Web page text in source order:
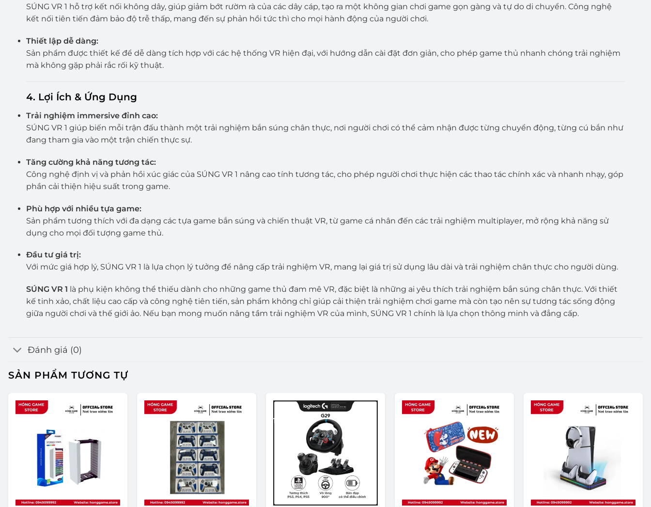
SÚNG VR 1 hỗ trợ kết nối không dây, giúp giảm bớt rườm rà của các dây cáp, tạo ra một không gian chơi game gọn gàng và tự do di chuyển. Công nghệ
kết nối tiên tiến đảm bảo độ trễ thấp, mang đến sự phản hồi tức thì cho mọi hành động của người chơi.
Thiết lập dễ dàng:
Sản phẩm được thiết kế để dễ dàng tích hợp với các hệ thống VR hiện đại, với hướng dẫn cài đặt đơn giản, cho phép game thủ nhanh chóng trải nghiệm
mà không gặp phải rắc rối kỹ thuật.
4. Lợi Ích & Ứng Dụng
Trải nghiệm immersive đỉnh cao:
SÚNG VR 1 giúp biến mỗi trận đấu thành một trải nghiệm bắn súng chân thực, nơi người chơi có thể cảm nhận được từng chuyển động, từng cú bắn như
đang tham gia vào một trận chiến thực sự.
Tăng cường khả năng tương tác:
Công nghệ định vị và phản hồi xúc giác của SÚNG VR 1 nâng cao tính tương tác, cho phép người chơi thực hiện các thao tác chính xác và nhanh nhạy, góp
phần cải thiện hiệu suất trong game.
Phù hợp với nhiều tựa game:
Sản phẩm tương thích với đa dạng các tựa game bắn súng và chiến thuật VR, từ game cá nhân đến các trải nghiệm multiplayer, mở rộng khả năng sử
dụng cho mọi đối tượng game thủ.
Đầu tư giá trị:
Với mức giá hợp lý, SÚNG VR 1 là lựa chọn lý tưởng để nâng cấp trải nghiệm VR, mang lại giá trị sử dụng lâu dài và trải nghiệm chân thực cho người dùng.
SÚNG VR 1 là phụ kiện không thể thiếu dành cho những game thủ đam mê VR, đặc biệt là những ai yêu thích trải nghiệm bắn súng chân thực. Với thiết
kế tinh xảo, chất liệu cao cấp và công nghệ tiên tiến, sản phẩm không chỉ giúp cải thiện trải nghiệm chơi game mà còn tạo nên sự tương tác sống động
giữa người chơi và thế giới ảo. Nếu bạn mong muốn nâng tầm trải nghiệm VR của mình, SÚNG VR 1 chính là lựa chọn thông minh và đẳng cấp.
Đánh giá (0)
SẢN PHẨM TƯƠNG TỰ
-13%